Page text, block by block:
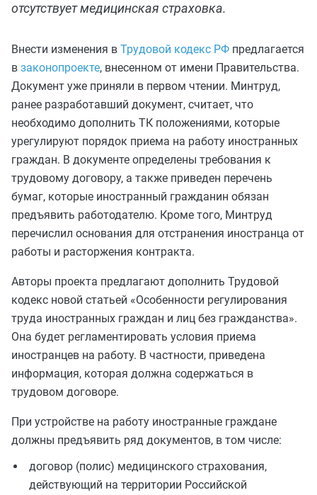
отсутствует медицинская страховка.
Внести изменения в Трудовой кодекс РФ предлагается
в законопроекте, внесенном от имени Правительства.
Документ уже приняли в первом чтении. Минтруд,
ранее разработавший документ, считает, что
необходимо дополнить ТК положениями, которые
урегулируют порядок приема на работу иностранных
граждан. В документе определены требования к
трудовому договору, а также приведен перечень
бумаг, которые иностранный гражданин обязан
предъявить работодателю. Кроме того, Минтруд
перечислил основания для отстранения иностранца от
работы и расторжения контракта.
Авторы проекта предлагают дополнить Трудовой
кодекс новой статьей «Особенности регулирования
труда иностранных граждан и лиц без гражданства».
Она будет регламентировать условия приема
иностранцев на работу. В частности, приведена
информация, которая должна содержаться в
трудовом договоре.
При устройстве на работу иностранные граждане
должны предъявить ряд документов, в том числе:
договор (полис) медицинского страхования,
действующий на территории Российской